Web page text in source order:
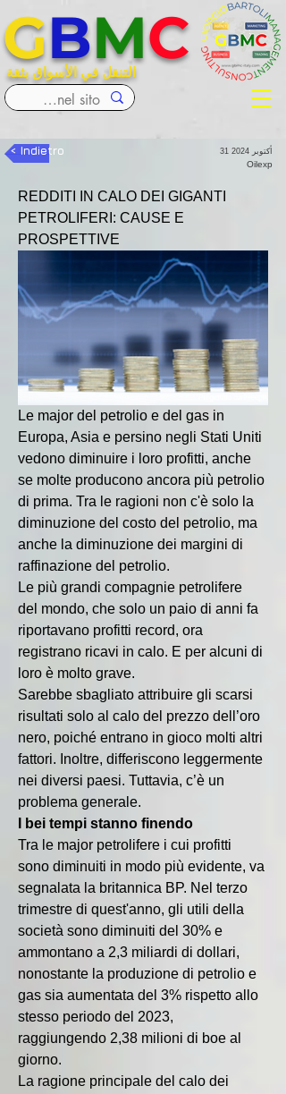
التنقل في الأسواق بثقة
GBMC
< Indietro 31 أكتوبر 2024
Oilexp
REDDITI IN CALO DEI GIGANTI
PETROLIFERI: CAUSE E
PROSPETTIVE
Le major del petrolio e del gas in
Europa, Asia e persino negli Stati Uniti
vedono diminuire i loro profitti, anche
se molte producono ancora più petrolio
di prima. Tra le ragioni non c'è solo la
diminuzione del costo del petrolio, ma
anche la diminuzione dei margini di
raffinazione del petrolio.
Le più grandi compagnie petrolifere
del mondo, che solo un paio di anni fa
riportavano profitti record, ora
registrano ricavi in ​​calo. E per alcuni di
loro è molto grave.
Sarebbe sbagliato attribuire gli scarsi
risultati solo al calo del prezzo dell’oro
nero, poiché entrano in gioco molti altri
fattori. Inoltre, differiscono leggermente
nei diversi paesi. Tuttavia, c’è un
problema generale.
I bei tempi stanno finendo
Tra le major petrolifere i cui profitti
sono diminuiti in modo più evidente, va
segnalata la britannica BP. Nel terzo
trimestre di quest'anno, gli utili della
società sono diminuiti del 30% e
ammontano a 2,3 miliardi di dollari,
nonostante la produzione di petrolio e
gas sia aumentata del 3% rispetto allo
stesso periodo del 2023,
raggiungendo 2,38 milioni di boe al
giorno.
La ragione principale del calo dei